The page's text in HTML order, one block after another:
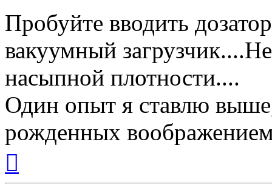
Пробуйте вводить
вакуумный
насыпной плотности....
Один опыт я ставлю
рожденных
началу